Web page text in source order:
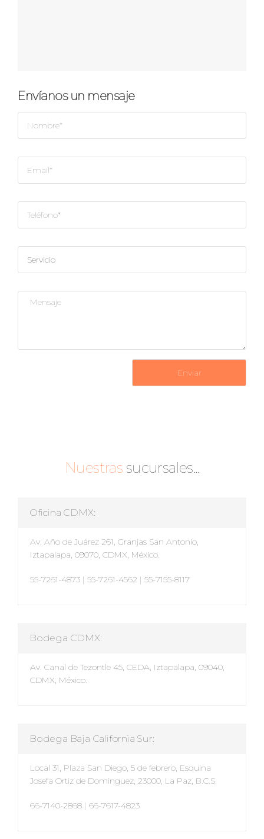
Envíanos un mensaje
Enviar
Nuestras sucursales...
Oficina CDMX:
Av. Año de Juárez 261, Granjas San Antonio,
Iztapalapa, 09070, CDMX, México.
55-7261-4873 | 55-7261-4562 | 55-7155-8117
Bodega CDMX:
Av. Canal de Tezontle 45, CEDA, Iztapalapa, 09040,
CDMX, México.
Bodega Baja California Sur:
Local 31, Plaza San Diego, 5 de febrero, Esquina
Josefa Ortiz de Dominguez, 23000, La Paz, B.C.S.
66-7140-2868 | 66-7617-4823